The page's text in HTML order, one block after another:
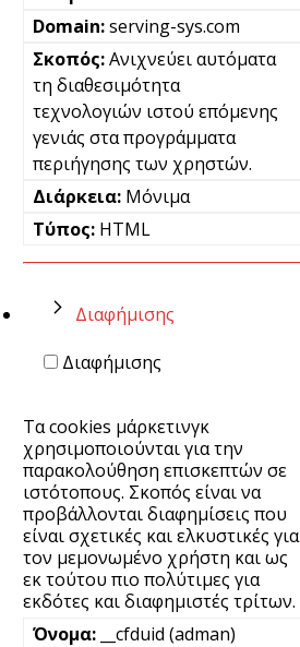
serving-sys.com
Ανιχνεύει αυτόματα
τη διαθεσιμότητα
τεχνολογιών ιστού επόμενης
γενιάς στα προγράμματα
περιήγησης των χρηστών.
Μόνιμα
HTML
Διαφήμισης
Διαφήμισης
Τα cookies μάρκετινγκ
χρησιμοποιούνται για την
παρακολούθηση επισκεπτών σε
ιστότοπους. Σκοπός είναι να
προβάλλονται διαφημίσεις που
είναι σχετικές και ελκυστικές για
τον μεμονωμένο χρήστη και ως
εκ τούτου πιο πολύτιμες για
εκδότες και διαφημιστές τρίτων.
__cfduid (adman)